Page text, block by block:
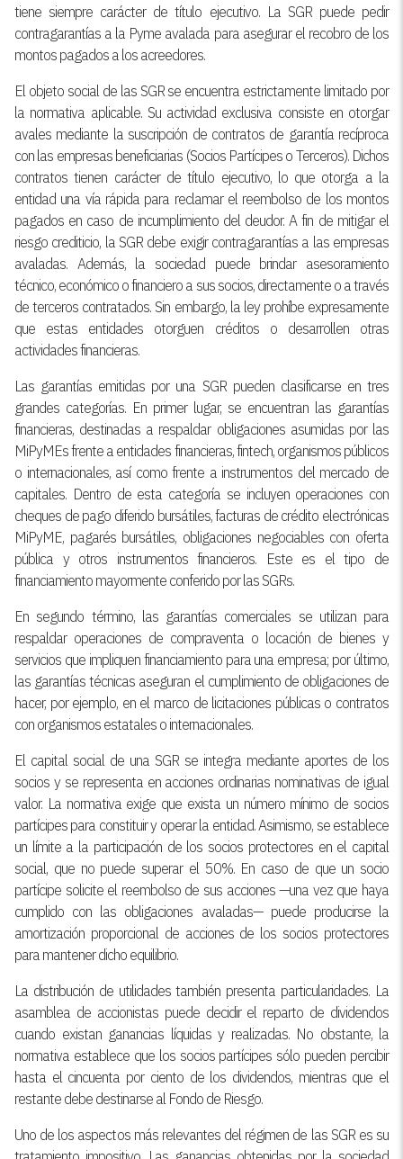
tiene siempre carácter de título ejecutivo. La SGR puede pedir
contragarantías a la Pyme avalada para asegurar el recobro de los
montos pagados a los acreedores.
El objeto social de las SGR se encuentra estrictamente limitado por
la normativa aplicable. Su actividad exclusiva consiste en otorgar
avales mediante la suscripción de contratos de garantía recíproca
con las empresas beneficiarias (Socios Partícipes o Terceros). Dichos
contratos tienen carácter de título ejecutivo, lo que otorga a la
entidad una vía rápida para reclamar el reembolso de los montos
pagados en caso de incumplimiento del deudor. A fin de mitigar el
riesgo crediticio, la SGR debe exigir contragarantías a las empresas
avaladas. Además, la sociedad puede brindar asesoramiento
técnico, económico o financiero a sus socios, directamente o a través
de terceros contratados. Sin embargo, la ley prohíbe expresamente
que estas entidades otorguen créditos o desarrollen otras
actividades financieras.
Las garantías emitidas por una SGR pueden clasificarse en tres
grandes categorías. En primer lugar, se encuentran las garantías
financieras, destinadas a respaldar obligaciones asumidas por las
MiPyMEs frente a entidades financieras, fintech, organismos públicos
o internacionales, así como frente a instrumentos del mercado de
capitales. Dentro de esta categoría se incluyen operaciones con
cheques de pago diferido bursátiles, facturas de crédito electrónicas
MiPyME, pagarés bursátiles, obligaciones negociables con oferta
pública y otros instrumentos financieros. Este es el tipo de
financiamiento mayormente conferido por las SGRs.
En segundo término, las garantías comerciales se utilizan para
respaldar operaciones de compraventa o locación de bienes y
servicios que impliquen financiamiento para una empresa; por último,
las garantías técnicas aseguran el cumplimiento de obligaciones de
hacer, por ejemplo, en el marco de licitaciones públicas o contratos
con organismos estatales o internacionales.
El capital social de una SGR se integra mediante aportes de los
socios y se representa en acciones ordinarias nominativas de igual
valor. La normativa exige que exista un número mínimo de socios
partícipes para constituir y operar la entidad. Asimismo, se establece
un límite a la participación de los socios protectores en el capital
social, que no puede superar el 50%. En caso de que un socio
partícipe solicite el reembolso de sus acciones —una vez que haya
cumplido con las obligaciones avaladas— puede producirse la
amortización proporcional de acciones de los socios protectores
para mantener dicho equilibrio.
La distribución de utilidades también presenta particularidades. La
asamblea de accionistas puede decidir el reparto de dividendos
cuando existan ganancias líquidas y realizadas. No obstante, la
normativa establece que los socios partícipes sólo pueden percibir
hasta el cincuenta por ciento de los dividendos, mientras que el
restante debe destinarse al Fondo de Riesgo.
Uno de los aspectos más relevantes del régimen de las SGR es su